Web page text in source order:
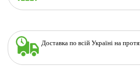
Доставка по всій Україні на